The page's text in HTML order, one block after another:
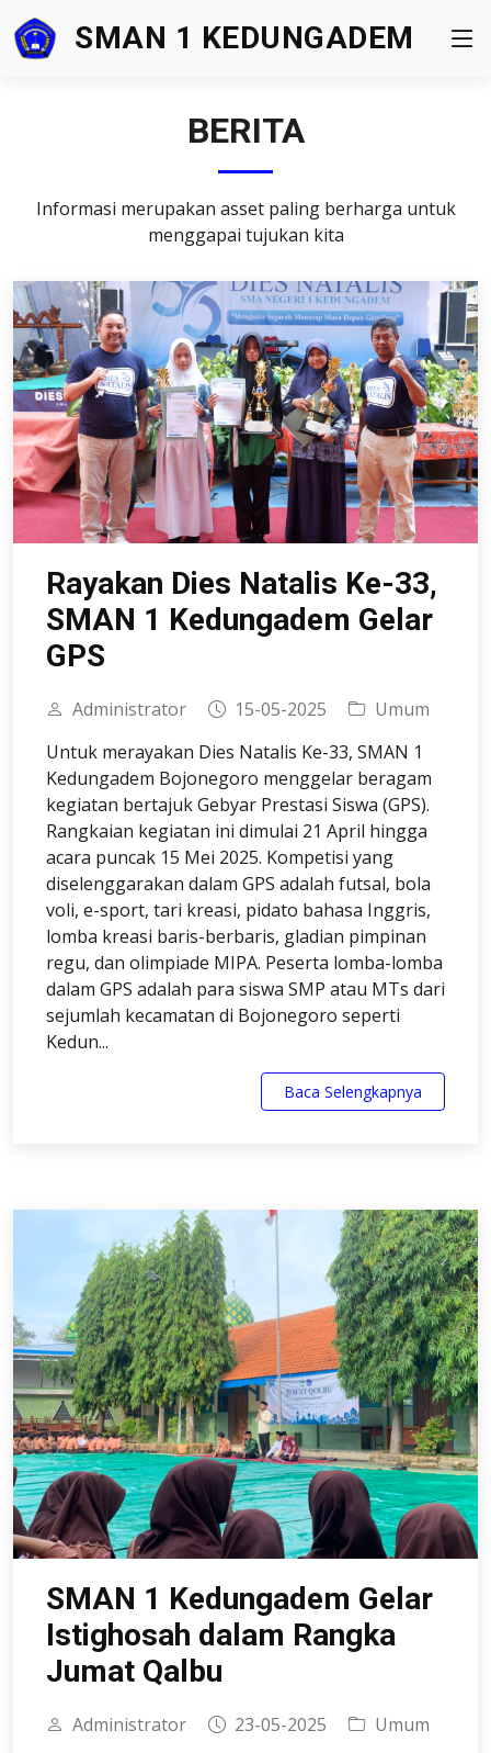
SMAN 1 KEDUNGADEM
BERITA
Informasi merupakan asset paling berharga untuk
menggapai tujukan kita
Rayakan Dies Natalis Ke-33,
SMAN 1 Kedungadem Gelar
GPS
Administrator 15-05-2025
Umum
Untuk merayakan Dies Natalis Ke-33, SMAN 1
Kedungadem Bojonegoro menggelar beragam
kegiatan bertajuk Gebyar Prestasi Siswa (GPS).
Rangkaian kegiatan ini dimulai 21 April hingga
acara puncak 15 Mei 2025. Kompetisi yang
diselenggarakan dalam GPS adalah futsal, bola
voli, e-sport, tari kreasi, pidato bahasa Inggris,
lomba kreasi baris-berbaris, gladian pimpinan
regu, dan olimpiade MIPA. Peserta lomba-lomba
dalam GPS adalah para siswa SMP atau MTs dari
sejumlah kecamatan di Bojonegoro seperti
Kedun...
Baca Selengkapnya
SMAN 1 Kedungadem Gelar
Istighosah dalam Rangka
Jumat Qalbu
Administrator 23-05-2025
Umum